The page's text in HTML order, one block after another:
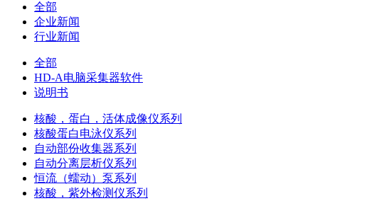
全部
企业新闻
行业新闻
全部
HD-A电脑采集器软件
说明书
核酸，蛋白，活体成像仪系列
核酸蛋白电泳仪系列
自动部份收集器系列
自动分离层析仪系列
恒流（蠕动）泵系列
核酸，紫外检测仪系列